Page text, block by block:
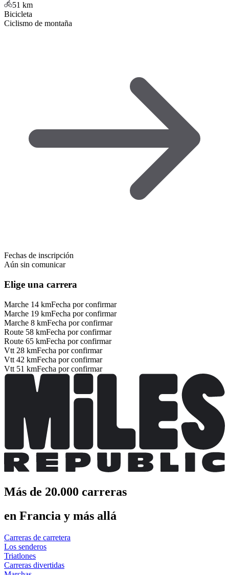
51 km
Bicicleta
Ciclismo de montaña
Fechas de inscripción
Aún sin comunicar
Elige una carrera
Marche 14 kmFecha por confirmar
Marche 19 kmFecha por confirmar
Marche 8 kmFecha por confirmar
Route 58 kmFecha por confirmar
Route 65 kmFecha por confirmar
Vtt 28 kmFecha por confirmar
Vtt 42 kmFecha por confirmar
Vtt 51 kmFecha por confirmar
Más de 20.000 carreras
en Francia y más allá
Carreras de carretera
Los senderos
Triatlones
Carreras divertidas